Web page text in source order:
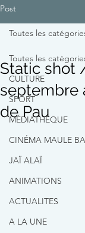
Post
Toutes les
CULTURE
SPORT
MÉDIATHÈQUE
CINÉMA MAULE
JAÏ ALAÏ
ANIMATIONS
ACTUALITES
A LA UNE
Toutes les
Static shot
septembre
de Pau